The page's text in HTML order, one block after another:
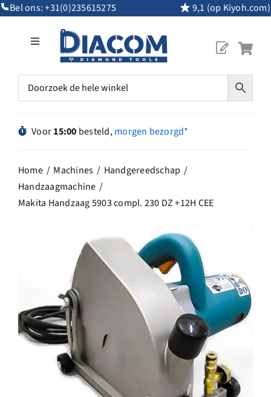
GaBel ons:+31(0)235615275 9,1 (op Kiyoh.com)
Toggle
Navigation
Mijn Account
Overig Gereedschap
Contact
Voor15:00 besteld,morgen bezorgd*
Home Machines
Handgereedschap
Handzaagmachine
Makita Handzaag 5903 compl. 230 DZ +12H CEE